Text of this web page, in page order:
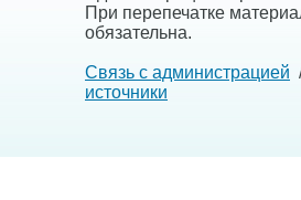
При перепечатке
обязательна.
Связь с администрацией
источники